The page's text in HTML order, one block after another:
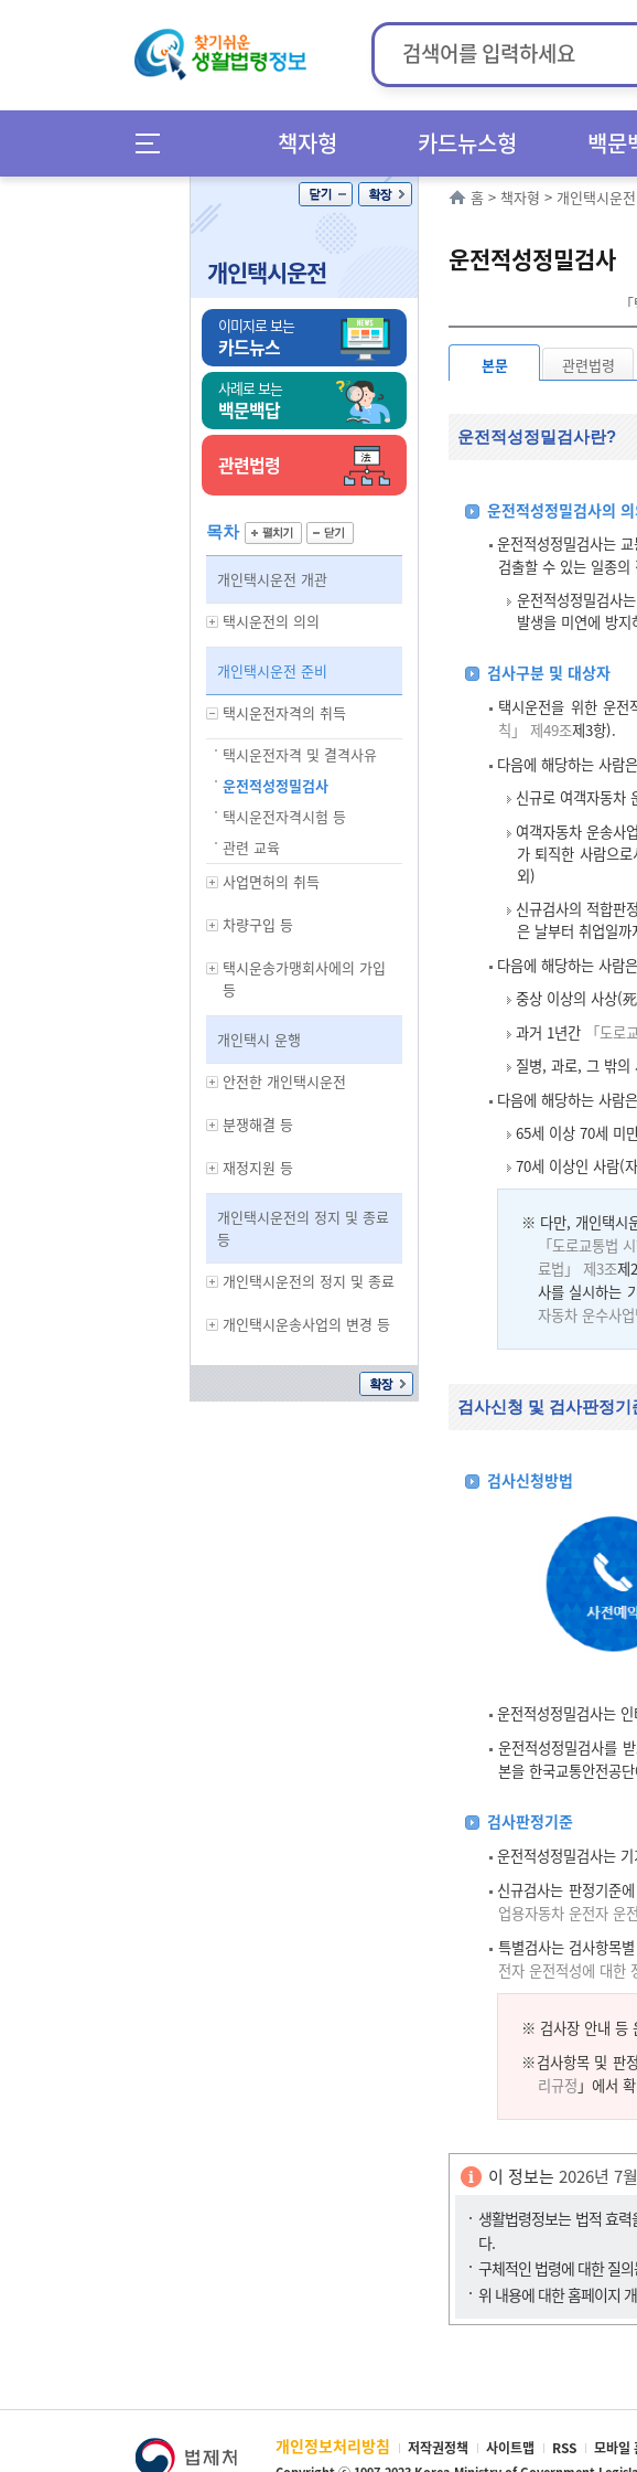
책자형 카드뉴스형 백문
개인택시운전
이미지로 보는
카드뉴스
사례로 보는
백문백답
관련법령
목차
개인택시운전 개관
택시운전의 의의
개인택시운전 준비
택시운전자격의 취득
택시운전자격 및 결격사유
운전적성정밀검사
택시운전자격시험 등
관련 교육
사업면허의 취득
차량구입 등
택시운송가맹회사에의 가입
등
개인택시 운행
안전한 개인택시운전
분쟁해결 등
재정지원 등
개인택시운전의 정지 및 종료
등
개인택시운전의 정지 및 종료
개인택시운송사업의 변경 등
홈 > 책자형 > 개인택시운전
운전적성정밀검사
본문 관련법령
운전적성정밀검사란?
운전적성정밀검사의
운전적성정밀검사는
검출할 수 있는 일종의
운전적성정밀검사
발생을 미연에 방
검사구분 및 대상자
택시운전을 위한 운전
칙」 제49조제3항).
다음에 해당하는 사람
신규로 여객자동차
여객자동차 운송사
가 퇴직한 사람으
외)
신규검사의 적합판
은 날부터 취업일
다음에 해당하는 사람
중상 이상의 사상(
과거 1년간
「도로
질병, 과로, 그 밖의
다음에 해당하는 사람
65세 이상 70세 미
70세 이상인 사람(
※ 다만, 개인택시
「도로교통법
료법」 제3조제
사를 실시하는
자동차 운수사
검사신청 및 검사판정기
검사신청방법
운전적성정밀검사는
운전적성정밀검사를
본을 한국교통안전공
검사판정기준
운전적성정밀검사는
신규검사는 판정기준
업용자동차 운전자 운
특별검사는 검사항목
전자 운전적성에 대한
※ 검사장 안내 등
※검사항목 및 판
리규정 」에서
이 정보는 2026년 7
생활법령정보는 법적 효
다.
구체적인 법령에 대한 질
위 내용에 대한 홈페이지
개인정보처리방침 저작권정책 사이트맵 RSS 모바일